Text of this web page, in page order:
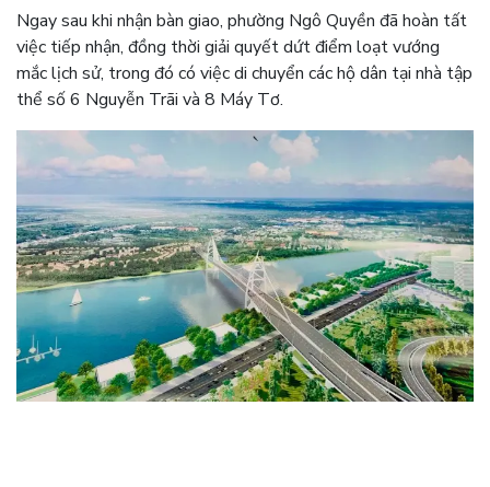
Ngay sau khi nhận bàn giao, phường Ngô Quyền đã hoàn tất
việc tiếp nhận, đồng thời giải quyết dứt điểm loạt vướng
mắc lịch sử, trong đó có việc di chuyển các hộ dân tại nhà tập
thể số 6 Nguyễn Trãi và 8 Máy Tơ.